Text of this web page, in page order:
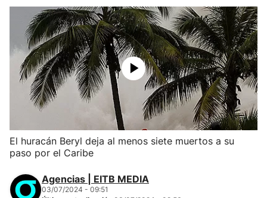
El huracán Beryl deja al menos siete muertos a su
paso por el Caribe
Agencias | EITB MEDIA
03/07/2024 - 09:51